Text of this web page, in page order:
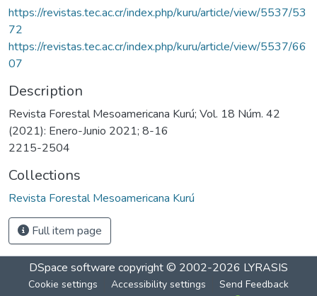
https://revistas.tec.ac.cr/index.php/kuru/article/view/5537/53
72
https://revistas.tec.ac.cr/index.php/kuru/article/view/5537/66
07
Description
Revista Forestal Mesoamericana Kurú; Vol. 18 Núm. 42
(2021): Enero-Junio 2021; 8-16
2215-2504
Collections
Revista Forestal Mesoamericana Kurú
Full item page
DSpace software copyright © 2002-2026 LYRASIS
Cookie settings Accessibility settings Send Feedback